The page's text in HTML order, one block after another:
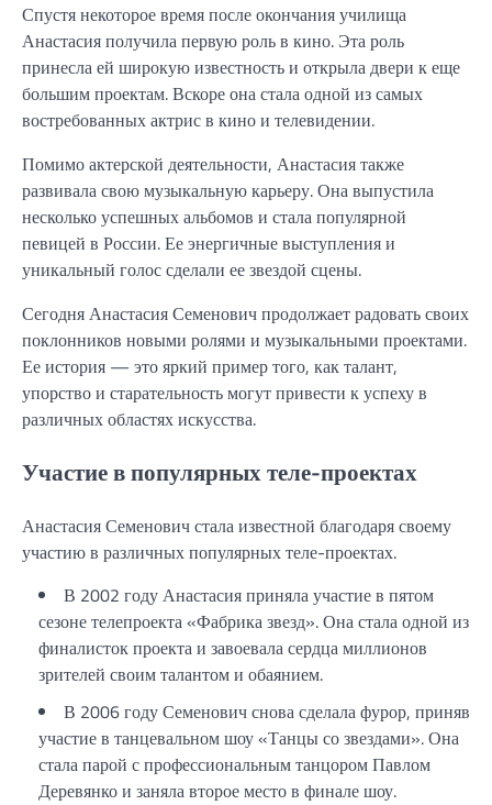
Спустя некоторое время после окончания училища
Анастасия получила первую роль в кино. Эта роль
принесла ей широкую известность и открыла двери к еще
большим проектам. Вскоре она стала одной из самых
востребованных актрис в кино и телевидении.
Помимо актерской деятельности, Анастасия также
развивала свою музыкальную карьеру. Она выпустила
несколько успешных альбомов и стала популярной
певицей в России. Ее энергичные выступления и
уникальный голос сделали ее звездой сцены.
Сегодня Анастасия Семенович продолжает радовать своих
поклонников новыми ролями и музыкальными проектами.
Ее история — это яркий пример того, как талант,
упорство и старательность могут привести к успеху в
различных областях искусства.
Участие в популярных теле-проектах
Анастасия Семенович стала известной благодаря своему
участию в различных популярных теле-проектах.
В 2002 году Анастасия приняла участие в пятом
сезоне телепроекта «Фабрика звезд». Она стала одной из
финалисток проекта и завоевала сердца миллионов
зрителей своим талантом и обаянием.
В 2006 году Семенович снова сделала фурор, приняв
участие в танцевальном шоу «Танцы со звездами». Она
стала парой с профессиональным танцором Павлом
Деревянко и заняла второе место в финале шоу.